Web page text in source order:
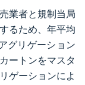
業者と規制当局
るため、年平均
グリゲーション
ートンをマスタ
ゲーションによ